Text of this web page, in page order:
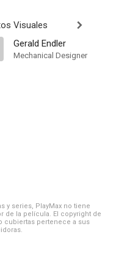
Visuales
Gerald Endler
Mechanical Designer
y series, PlayMax no tiene
de la película. El copyright de
cubiertas pertenece a sus